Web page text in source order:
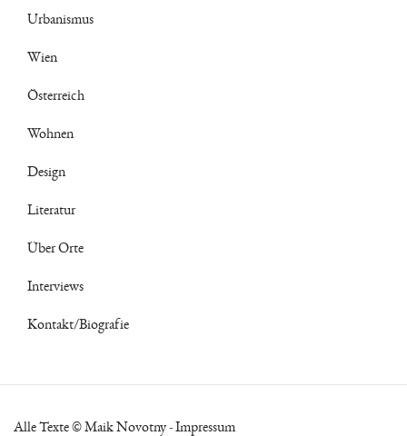
Urbanismus
Wien
Österreich
Wohnen
Design
Literatur
Über Orte
Interviews
Kontakt/Biografie
Alle Texte © Maik Novotny -Impressum